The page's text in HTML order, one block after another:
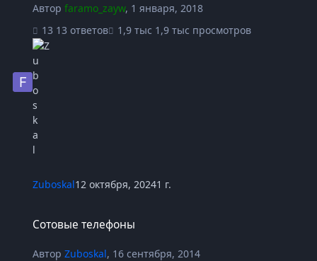
Авторfaramo_zayw, 1 января, 2018
13 ответов
1,9 тыс просмотров
Zuboskal12 октября, 20241 г.
Сотовые телефоны
АвторZuboskal, 16 сентября, 2014